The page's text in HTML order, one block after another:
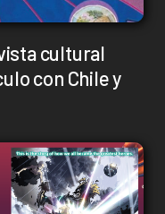
cultural
con Chile y